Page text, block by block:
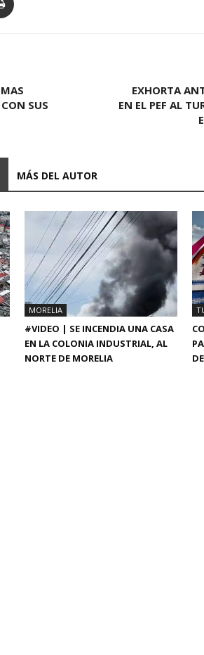
SUS
EXHORTA
EN EL PEF AL
MÁS DEL AUTOR
MORELIA
#VIDEO | SE INCENDIA UNA CASA
EN LA COLONIA INDUSTRIAL, AL
NORTE DE MORELIA